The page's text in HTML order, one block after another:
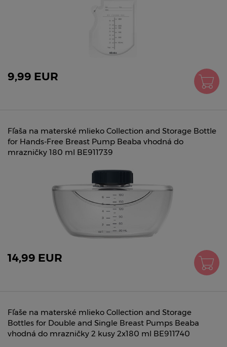
9,99 EUR
Fľaša na materské mlieko Collection and Storage Bottle
for Hands-Free Breast Pump Beaba vhodná do
mrazničky 180 ml BE911739
14,99 EUR
Fľaše na materské mlieko Collection and Storage
Bottles for Double and Single Breast Pumps Beaba
vhodná do mrazničky 2 kusy 2x180 ml BE911740